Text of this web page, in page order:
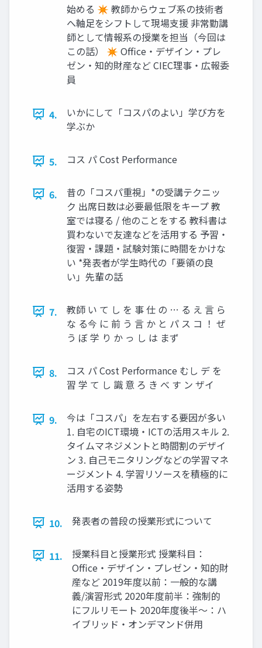
始める ✴ 教師からウェブ系の技術者
へ軸足をシフトして現場支援 非常勤講
師として情報系の授業を担当（今回は
この話） ✴ Oﬃce・デザイン・プレ
ゼン・知的財産など CIEC理事・広報委
員
4.
いかにして「コスパのよい」学び方を
学ぶか
5. コス パ Cost Performance
6.
昔の「コスパ重視」*の受講テクニッ
ク 出席日数は必要最低限をキープ 教
室では寝る / 他のことをする 教科書は
買わないで友達などを活用する 予習・
復習・課題・試験対策に時間をかけな
い *発表者が学生時代の「要領の良
い」先輩の話
7.
教師 い て し を 事 仕 の … る え 言 ら
な る今 に 前 う 言 か と パ ス コ ！ ぜ
う ぼ 学 り か っ し は まず
8.
コス パ Cost Performance むし デ を
習 学 て し 識 意 ろ き べ す ン ザイ
9.
今は「コスパ」を左右する要因が多い
1. 自宅のICT環境・ICTの活用スキル 2.
タイムマネジメントと時間割のデザイ
ン 3. 自己モニタリングなどの学習マネ
ージメント 4. 学習リソースを積極的に
活用する姿勢
10. 発表者の普段の授業形式について
11.
授業科目と授業形式 授業科目：
Oﬃce・デザイン・プレゼン・知的財
産など 2019年度以前：一般的な講
義/演習形式 2020年度前半：強制的
にフルリモート 2020年度後半〜：ハ
イブリッド・オンデマンド併用